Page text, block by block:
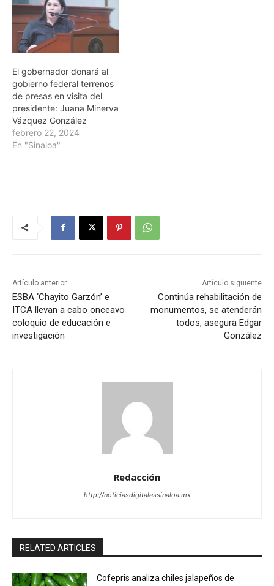
El gobernador donará al
gobierno federal terrenos
de presas en visita del
presidente: Juana Minerva
Vázquez González
febrero 22, 2024
En "Sinaloa"
Artículo anterior
ESBA ‘Chayito Garzón’ e
ITCA llevan a cabo onceavo
coloquio de educación e
investigación
Artículo siguiente
Continúa rehabilitación de
monumentos, se atenderán
todos, asegura Edgar
González
Redacción
http://noticiasdigitalessinaloa.mx
RELATED ARTICLES
Cofepris analiza chiles jalapeños de